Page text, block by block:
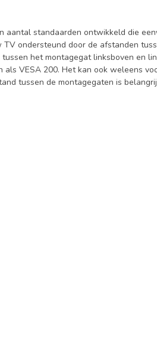
standaarden ontwikkeld die
ondersteund door de afstanden
het montagegat linksboven en
VESA 200. Het kan ook weleens
tussen de montagegaten is